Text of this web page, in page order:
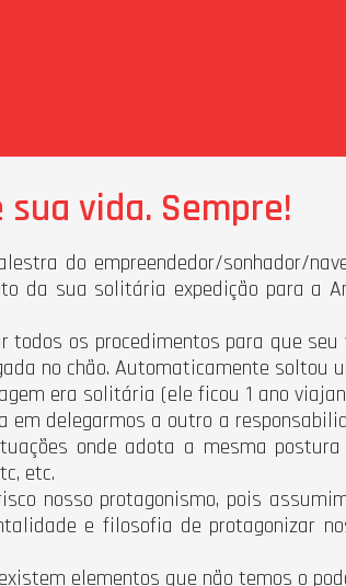
vida. Sempre!
do empreendedor/sonhador/
da sua solitária expedição para a
os procedimentos para que
no chão. Automaticamente soltou
era solitária (ele ficou 1 ano
em delegarmos a outro a
onde adota a mesma
etc.
nosso protagonismo, pois
e filosofia de protagonizar
elementos que não temos o